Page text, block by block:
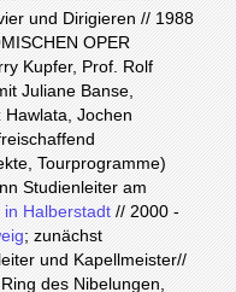
und Dirigieren // 1988
OPER
Kupfer, Prof. Rolf
Juliane Banse,
Hawlata, Jochen
Tourprogramme)
Studienleiter am
Halberstadt// 2000 -
; zunächst
und Kapellmeister//
des Nibelungen,